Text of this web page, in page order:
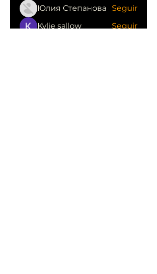
Юлия Степанова
Seguir
Kylie sallow
Seguir